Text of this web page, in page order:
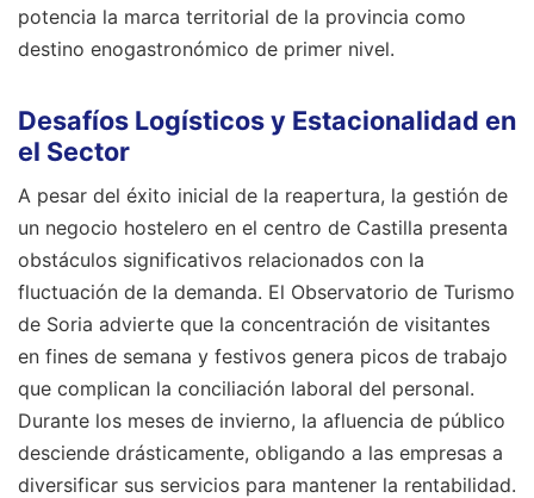
potencia la marca territorial de la provincia como
destino enogastronómico de primer nivel.
Desafíos Logísticos y Estacionalidad en
el Sector
A pesar del éxito inicial de la reapertura, la gestión de
un negocio hostelero en el centro de Castilla presenta
obstáculos significativos relacionados con la
fluctuación de la demanda. El Observatorio de Turismo
de Soria advierte que la concentración de visitantes
en fines de semana y festivos genera picos de trabajo
que complican la conciliación laboral del personal.
Durante los meses de invierno, la afluencia de público
desciende drásticamente, obligando a las empresas a
diversificar sus servicios para mantener la rentabilidad.